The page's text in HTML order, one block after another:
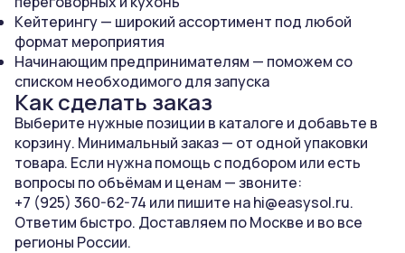
Кейтерингу — широкий ассортимент под любой
формат мероприятия
Начинающим предпринимателям — поможем со
списком необходимого для запуска
Как сделать заказ
Выберите нужные позиции в каталоге и добавьте в
корзину. Минимальный заказ — от одной упаковки
товара. Если нужна помощь с подбором или есть
вопросы по объёмам и ценам — звоните:
+7 (925) 360-62-74 или пишите наhi@easysol.ru.
Ответим быстро. Доставляем по Москве и во все
регионы России.